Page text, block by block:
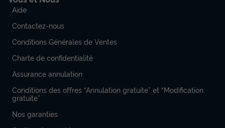
Aide
Contactez-nous
Conditions Générales de Ventes
Charte de confidentialité
Assurance annulation
Conditions des offres “Annulation gratuite” et “Modification
gratuite”
Nos garanties